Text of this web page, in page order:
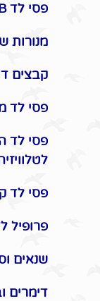
פסי לד RGB מחליף צבעים לפי מידה
מנורות
קבצים
פסי לד
פסי לד
פרופיל
שנאים
דימרים